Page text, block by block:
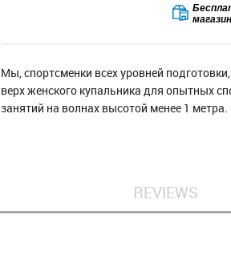
Мы, спортсменки всех уровней
верх женского купальника для опытных
занятий на волнах высотой менее 1 метра.
REVIEWS